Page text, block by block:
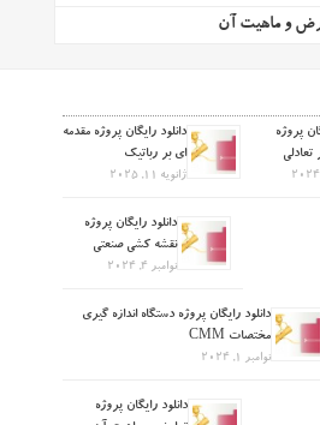
و ماهیت آن
دانلود رایگان پروژه مقدمه
ای بر رباتیک
ژانویه 11, 2025
پروژه
دانلود رایگان پروژه
نقشه کشی صنعتی
نوامبر 4, 2024
دانلود رایگان پروژه دستگاه اندازه گیری
مختصات CMM
نوامبر 1, 2024
دانلود رایگان پروژه